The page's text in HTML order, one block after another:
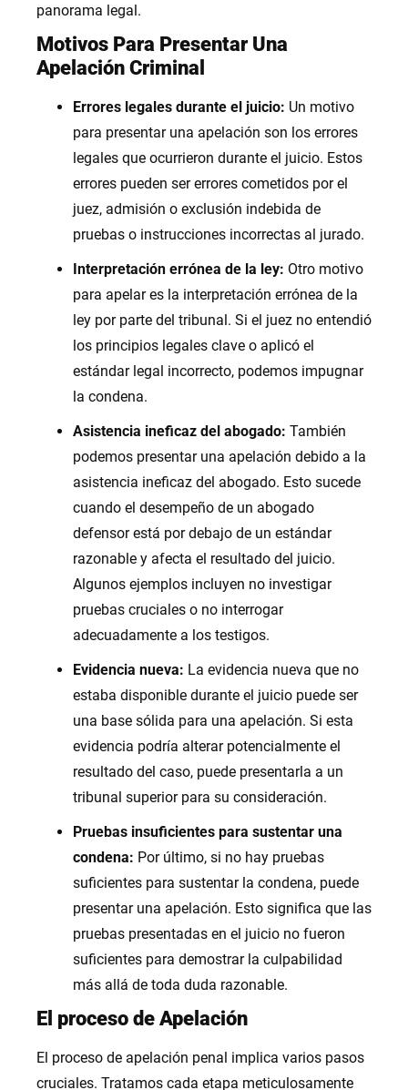
panorama legal.
Motivos Para Presentar Una
Apelación Criminal
Errores legales durante el juicio: Un motivo
para presentar una apelación son los errores
legales que ocurrieron durante el juicio. Estos
errores pueden ser errores cometidos por el
juez, admisión o exclusión indebida de
pruebas o instrucciones incorrectas al jurado.
Interpretación errónea de la ley: Otro motivo
para apelar es la interpretación errónea de la
ley por parte del tribunal. Si el juez no entendió
los principios legales clave o aplicó el
estándar legal incorrecto, podemos impugnar
la condena.
Asistencia ineficaz del abogado: También
podemos presentar una apelación debido a la
asistencia ineficaz del abogado. Esto sucede
cuando el desempeño de un abogado
defensor está por debajo de un estándar
razonable y afecta el resultado del juicio.
Algunos ejemplos incluyen no investigar
pruebas cruciales o no interrogar
adecuadamente a los testigos.
Evidencia nueva: La evidencia nueva que no
estaba disponible durante el juicio puede ser
una base sólida para una apelación. Si esta
evidencia podría alterar potencialmente el
resultado del caso, puede presentarla a un
tribunal superior para su consideración.
Pruebas insuficientes para sustentar una
condena: Por último, si no hay pruebas
suficientes para sustentar la condena, puede
presentar una apelación. Esto significa que las
pruebas presentadas en el juicio no fueron
suficientes para demostrar la culpabilidad
más allá de toda duda razonable.
El proceso de Apelación
El proceso de apelación penal implica varios pasos
cruciales. Tratamos cada etapa meticulosamente